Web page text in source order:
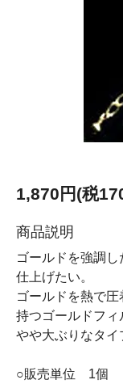
1,870円(税
商品説明
ゴールドを強調
仕上げたい。
ゴールドを熱で
持つゴールドフィ
やや大ぶりなタイ
○販売単位 1個